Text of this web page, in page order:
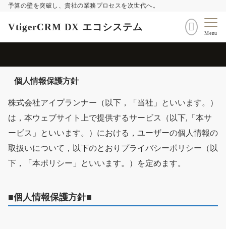
予算の壁を突破し、貴社の業務プロセスを次世代へ。
VtigerCRM DX エコシステム
Menu
個人情報保護方針
株式会社アイプランナー（以下，「当社」といいます。）
は，本ウェブサイト上で提供するサービス（以下,「本サ
ービス」といいます。）における，ユーザーの個人情報の
取扱いについて，以下のとおりプライバシーポリシー（以
下，「本ポリシー」といいます。）を定めます。
■個人情報保護方針■